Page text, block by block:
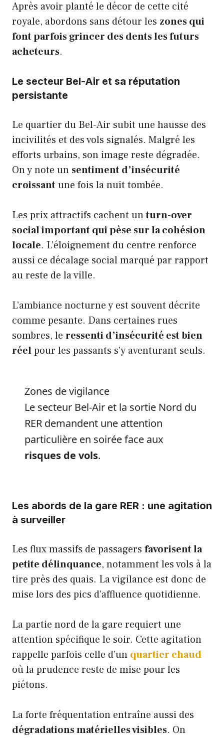
Après avoir planté le décor de cette cité
royale, abordons sans détour les zones qui
font parfois grincer des dents les futurs
acheteurs.
Le secteur Bel-Air et sa réputation
persistante
Le quartier du Bel-Air subit une hausse des
incivilités et des vols signalés. Malgré les
efforts urbains, son image reste dégradée.
On y note un sentiment d’insécurité
croissantune fois la nuit tombée.
Les prix attractifs cachent unturn-over
social important qui pèse sur la cohésion
locale. L’éloignement du centre renforce
aussi ce décalage social marqué par rapport
au reste de la ville.
L’ambiance nocturne y est souvent décrite
comme pesante. Dans certaines rues
sombres, le ressenti d’insécurité est bien
réelpour les passants s’y aventurant seuls.
Zones de vigilance
Le secteur Bel-Air et la sortie Nord du
RER demandent une attention
particulière en soirée face aux
risques de vols.
Les abords de la gare RER : une agitation
à surveiller
Les flux massifs de passagers favorisent la
petite délinquance, notamment les vols à la
tire près des quais. La vigilance est donc de
mise lors des pics d’affluence quotidienne.
La partie nord de la gare requiert une
attention spécifique le soir. Cette agitation
rappelle parfois celle d’un quartier chaud
où la prudence reste de mise pour les
piétons.
La forte fréquentation entraîne aussi des
dégradations matérielles visibles. On